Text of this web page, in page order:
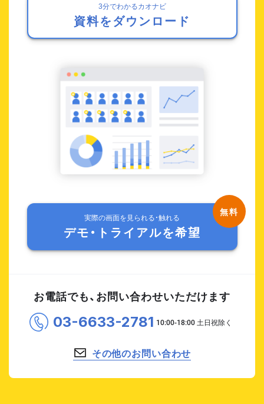
3分でわかるカオナビ
資料をダウンロード
実際の画面を見られる・触れる
デモ・トライアルを希望
お電話でも、お問い合わせいただけます
03-6633-2781
その他のお問い合わせ